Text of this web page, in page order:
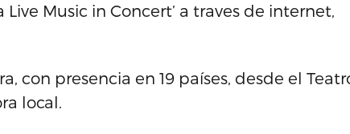
Music in Concert’ a traves de internet,
con presencia en 19 países, desde el
local.